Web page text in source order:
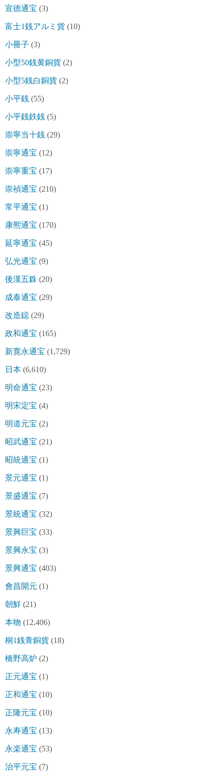
宣徳通宝 (3)
富士1銭アルミ貨 (10)
小冊子 (3)
小型50銭黄銅貨 (2)
小型5銭白銅貨 (2)
小平銭 (55)
小平銭鉄銭 (5)
崇寧当十銭 (29)
崇寧通宝 (12)
崇寧重宝 (17)
崇禎通宝 (210)
常平通宝 (1)
康熈通宝 (170)
延寧通宝 (45)
弘光通宝 (9)
後漢五銖 (20)
成泰通宝 (29)
改造鐚 (29)
政和通宝 (165)
新寛永通宝 (1,729)
日本 (6,610)
明命通宝 (23)
明宋定宝 (4)
明道元宝 (2)
昭武通宝 (21)
昭統通宝 (1)
景元通宝 (1)
景盛通宝 (7)
景統通宝 (32)
景興巨宝 (33)
景興永宝 (3)
景興通宝 (403)
會昌開元 (1)
朝鮮 (21)
本物 (12,406)
桐1銭青銅貨 (18)
橋野高炉 (2)
正元通宝 (1)
正和通宝 (10)
正隆元宝 (10)
永寿通宝 (13)
永楽通宝 (53)
治平元宝 (7)